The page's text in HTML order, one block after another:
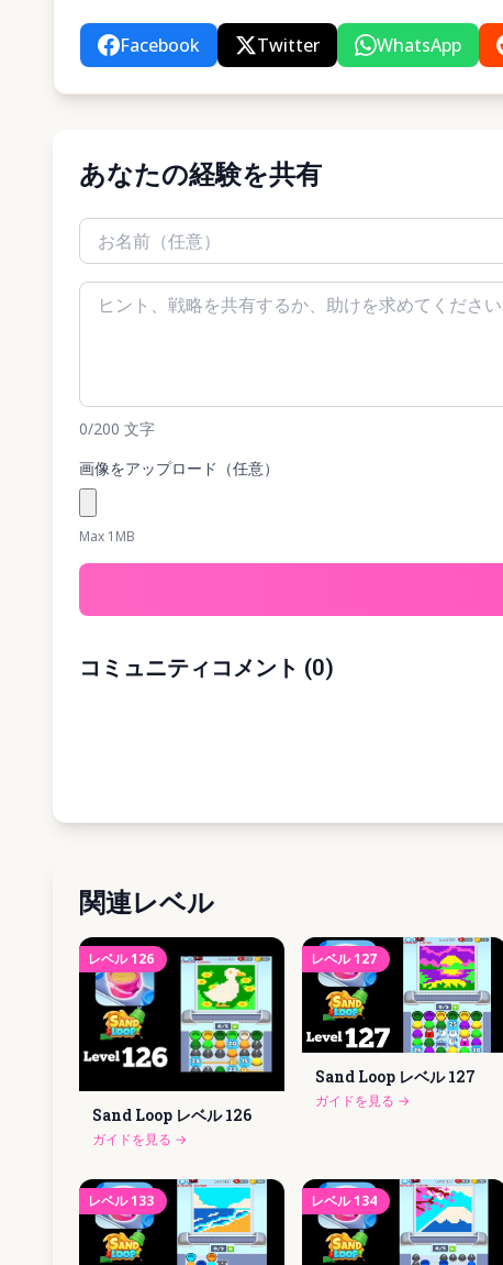
Facebook Twitter WhatsApp
あなたの経験を共有
0/200 文字
画像をアップロード（任意）
Max 1MB
コミュニティコメント (0)
関連レベル
レベル126
Sand Loop レベル 126
ガイドを見る →
レベル127
Sand Loop レベル 127
ガイドを見る →
レベル133 レベル134